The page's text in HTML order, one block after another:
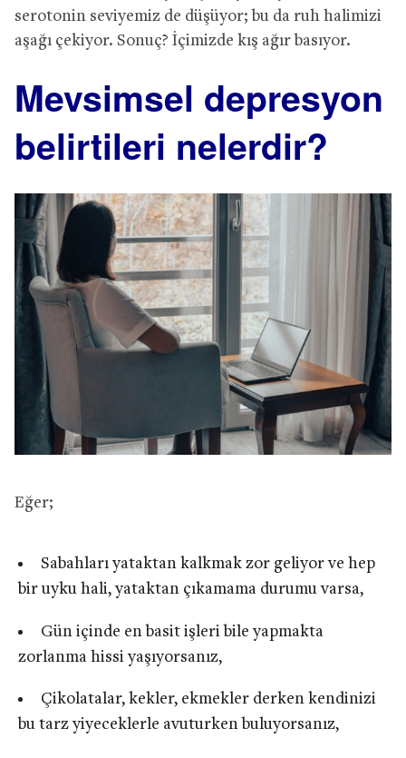
serotonin seviyemiz de düşüyor; bu da ruh halimizi
aşağı çekiyor. Sonuç? İçimizde kış ağır basıyor.
Mevsimsel depresyon
belirtileri nelerdir?
Eğer;
Sabahları yataktan kalkmak zor geliyor ve hep
bir uyku hali, yataktan çıkamama durumu varsa,
Gün içinde en basit işleri bile yapmakta
zorlanma hissi yaşıyorsanız,
Çikolatalar, kekler, ekmekler derken kendinizi
bu tarz yiyeceklerle avuturken buluyorsanız,